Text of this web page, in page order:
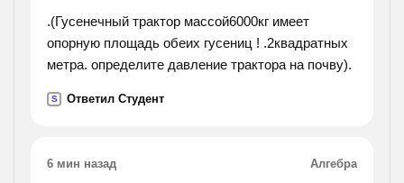
.(Гусенечный трактор массой6000кг имеет
опорную площадь обеих гусениц ! .2квадратных
метра. определите давление трактора на почву).
S Ответил Студент
6 мин назад Алгебра